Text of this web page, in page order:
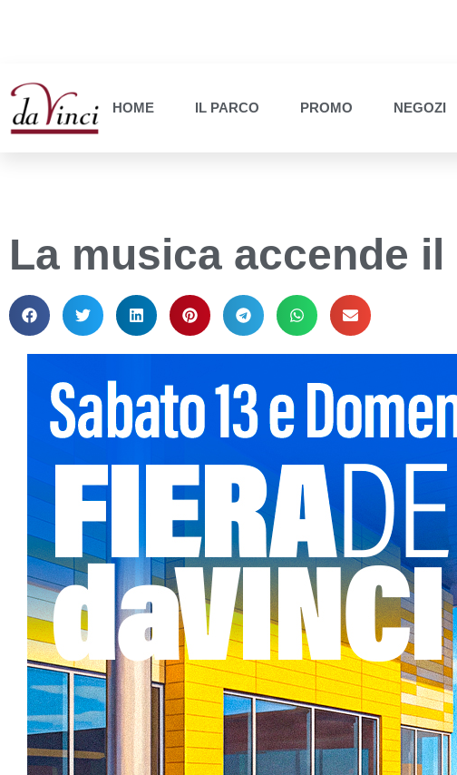
HOME IL PARCO PROMO NEGOZI
La musica accende